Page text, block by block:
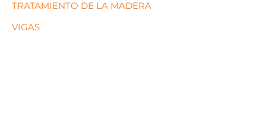
TRATAMIENTO DE LA MADERA
VIGAS